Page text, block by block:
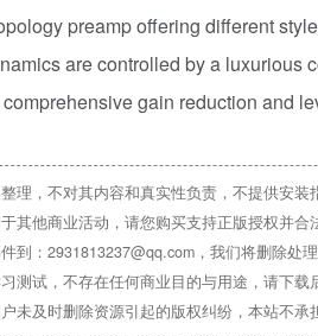
preamp offering different
are controlled by a luxurious
gain reduction and
理，不对其内容和真实性负责，不提供安装
其他商业活动，请您购买支持正版授权并合
：2931813237@qq.com，我们将删除处
测试，不存在任何商业目的与用途，请下载
未及时删除资源引起的版权纠纷，本站不承